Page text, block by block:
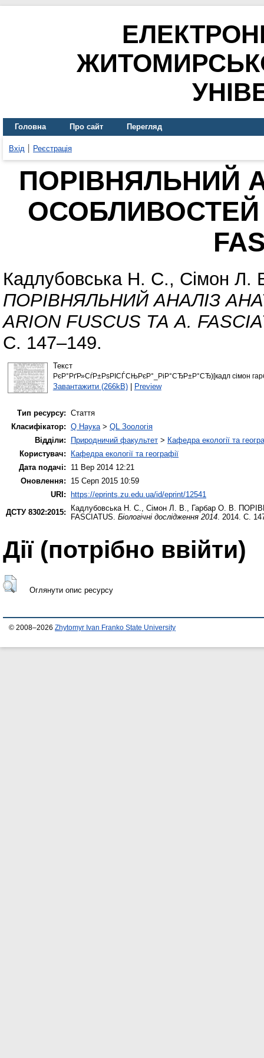
Головна Про сайт Перегляд
Вхід Реєстрація
ПОРІВНЯЛЬНИЙ
ОСОБЛИВОСТЕЙ
Кадлубовська Н. С., Сімон Л.
ПОРІВНЯЛЬНИЙ АНАЛІЗ
ARION FUSCUS ТА A.
С. 147–149.
Текст
РєР°РґР»СѓР±РѕРІСЃСЊРєР°_РіР°СЂР±Р°СЂ)[кадл сімон
Завантажити (266kB)| Preview
Тип ресурсу: Стаття
Класифікатор: Q Наука> QL Зоологія
Відділи:
Природничий факультет > Кафедра екології та
Користувач:
Кафедра екології та географії
Дата подачі:
11 Вер 2014 12:21
Оновлення:
15 Серп 2015 10:59
URI:
https://eprints.zu.edu.ua/id/eprint/12541
ДСТУ 8302:2015:
Кадлубовська Н. С., Сімон Л. В., Гарбар О. В.
FASCIATUS. Біологічні дослідження 2014. 2014. С.
Дії ​​(потрібно ввійти)
Оглянути опис ресурсу
© 2008–2026 Zhytomyr Ivan Franko State University